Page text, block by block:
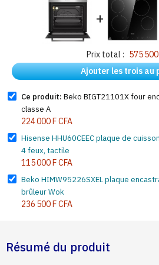
+
Prix total : 575 500
Ajouter les trois au
Ce produit: Beko BIGT21101X four
classe A
224 000 F CFA
Hisense HHU60CEEC plaque de
4 feux, tactile
115 000 F CFA
Beko HIMW95226SXEL plaque
brûleur Wok
236 500 F CFA
Résumé du produit